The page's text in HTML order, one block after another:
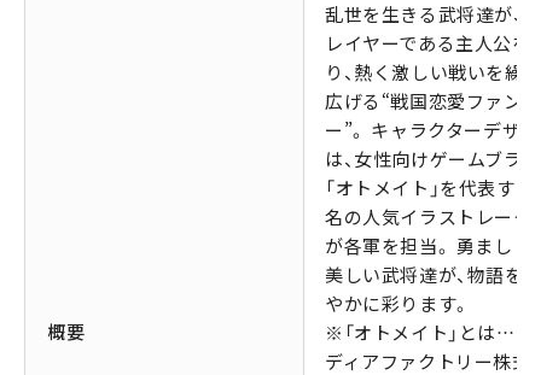
概要
乱世を生きる武将達が、
レイヤーである主人公を
り、熱く激しい戦いを繰
広げる“戦国恋愛ファン
ー”。 キャラクターデザ
は、女性向けゲームブラ
「オトメイト」を代表する
名の人気イラストレータ
が各軍を担当。 勇ましく
美しい武将達が、物語を
やかに彩ります。
※「オトメイト」とは…ア
ディアファクトリー株式